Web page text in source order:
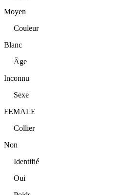
Moyen
Couleur
Blanc
Âge
Inconnu
Sexe
FEMALE
Collier
Non
Identifié
Oui